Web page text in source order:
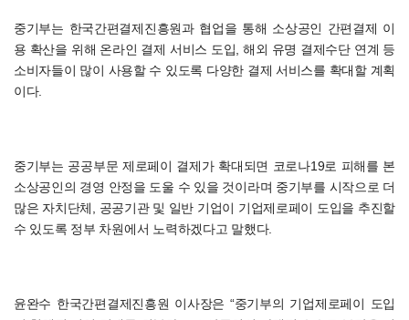
중기부는 한국간편결제진흥원과 협업을 통해 소상공인 간편결제 이
용 확산을 위해 온라인 결제 서비스 도입, 해외 유명 결제수단 연계 등
소비자들이 많이 사용할 수 있도록 다양한 결제 서비스를 확대할 계획
이다.
중기부는 공공부문 제로페이 결제가 확대되면 코로나19로 피해를 본
소상공인의 경영 안정을 도울 수 있을 것이라며 중기부를 시작으로 더
많은 자치단체, 공공기관 및 일반 기업이 기업제로페이 도입을 추진할
수 있도록 정부 차원에서 노력하겠다고 말했다.
윤완수 한국간편결제진흥원 이사장은 “중기부의 기업제로페이 도입